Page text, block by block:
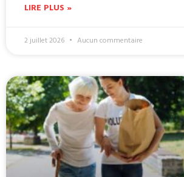
LIRE PLUS »
2 juillet 2026 Aucun commentaire